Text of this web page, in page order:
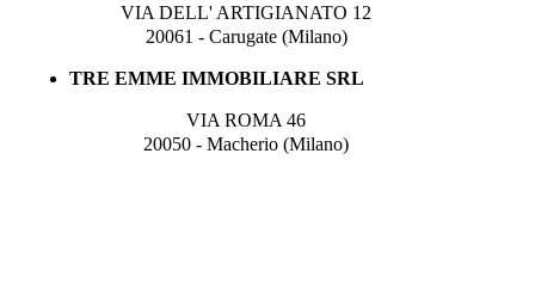
VIA DELL' ARTIGIANATO 12
20061 - Carugate (Milano)
TRE EMME IMMOBILIARE SRL
VIA ROMA 46
20050 - Macherio (Milano)